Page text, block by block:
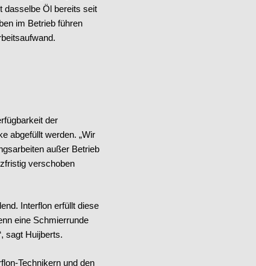
dasselbe Öl bereits seit
im Betrieb führen
der
abgefüllt werden. „Wir
außer Betrieb
verschoben
Interflon erfüllt diese
eine Schmierrunde
sagt Huijberts.
Technikern und den